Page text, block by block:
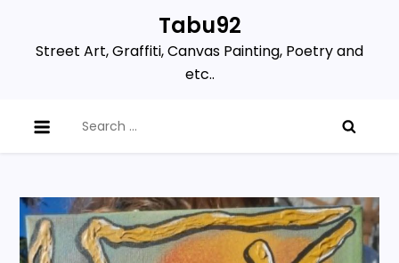
content
Tabu92
Street Art, Graffiti, Canvas Painting, Poetry and
etc..
for: